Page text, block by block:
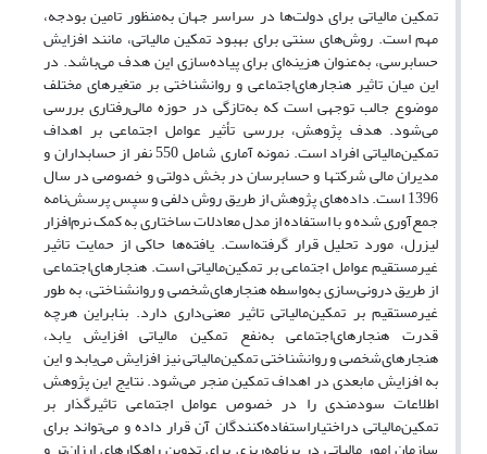
تمکین مالیاتی برای دولت‌ها در سراسر جهان به‌منظور تامین بودجه،
مهم است. روش‌های سنتی برای بهبود تمکین مالیاتی، مانند افزایش
حسابرسی، به‌عنوان هزینه‌ای برای پیاده‌سازی این هدف می‌باشد. در
این میان تاثیر هنجارهای‌اجتماعی و روانشناختی بر متغیرهای مختلف
موضوع جالب توجهی است که به‌تازگی در حوزه مالی‌رفتاری بررسی
می‌شود. هدف پژوهش، بررسی تأثیر عوامل اجتماعی بر اهداف
تمکین‌مالیاتی افراد است. نمونه آماری شامل 550 نفر از حسابداران و
مدیران مالی شرکتها و حسابرسان در بخش دولتی و خصوصی در سال
1396 است. داده‌های پژوهش از طریق روش دلفی و سپس پرسش‌نامه
جمع‌آوری شده و با استفاده از مدل معادلات ساختاری به کمک نرم‌افزار
لیزرل، مورد تحلیل قرار گرفته‌است. یافته‌ها حاکی از حمایت تاثیر
غیرمستقیم عوامل اجتماعی بر تمکین‌مالیاتی است. هنجارهای‌اجتماعی
از طریق درونی‌سازی به‌واسطه هنجارهای‌شخصی و روانشناختی، به طور
غیرمستقیم بر تمکین‌مالیاتی تاثیر معنی‌داری دارد. بنابراین هرچه
قدرت هنجارهای‌اجتماعی به‌نفع تمکین مالیاتی افزایش یابد،
هنجارهای‌شخصی و روانشناختی تمکین‌مالیاتی نیز افزایش می‌یابد و این
به افزایش مابعدی در اهداف تمکین منجر می‌شود. نتایج این پژوهش
اطلاعات سودمندی را در خصوص عوامل اجتماعی تاثیر‌گذار بر
تمکین‌مالیاتی دراختیاراستفاده‌کنندگان آن قرار داده و می‌تواند برای